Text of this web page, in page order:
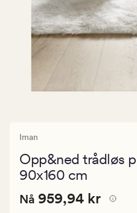
Iman
Opp&ned trådløs
90x160 cm
Nåværende
Nåværende pris
Nå 959,94 kr